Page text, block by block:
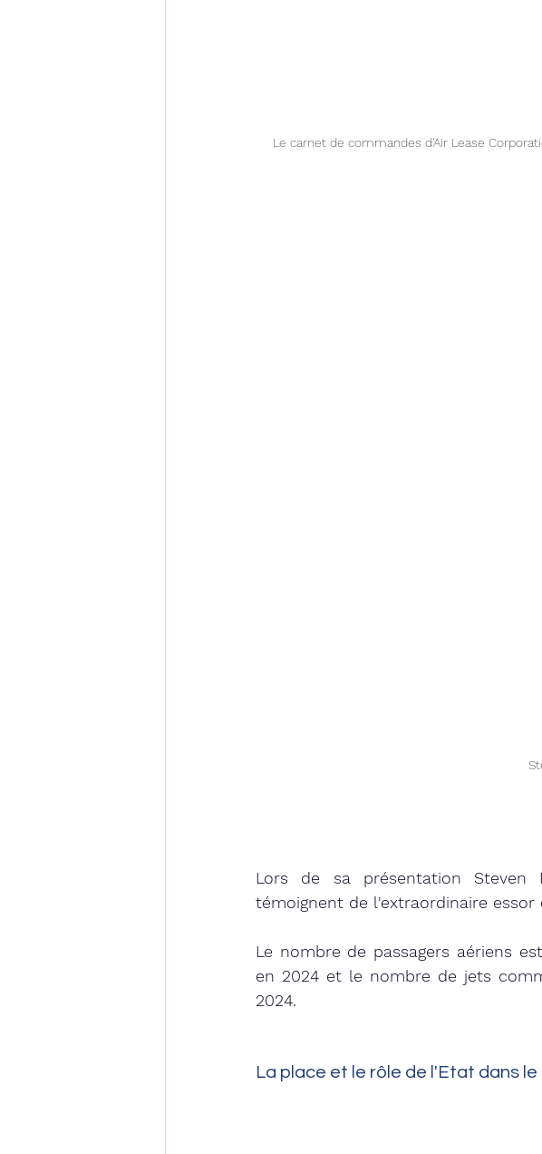
Le carnet de commandes d'Air Lease
Lors de sa présentation Steven
témoignent de l'extraordinaire
Le nombre de passagers aériens
en 2024 et le nombre de jets
2024.
La place et le rôle de l'Etat dans